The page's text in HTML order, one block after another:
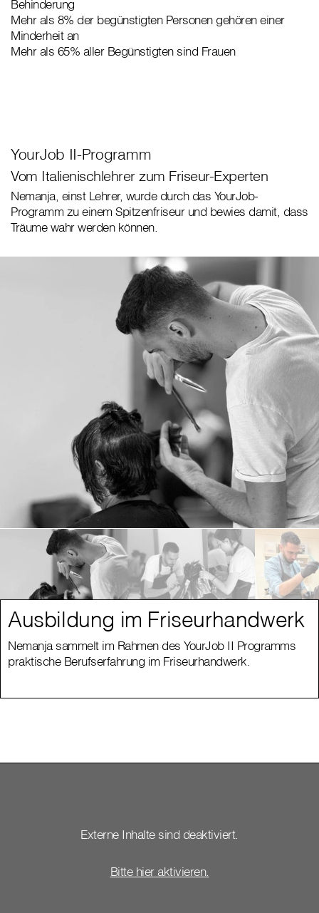
Behinderung
Mehr als 8% der begünstigten Personen gehören einer
Minderheit an
Mehr als 65% aller Begünstigten sind Frauen
YourJob II-Programm
Vom Italienischlehrer zum Friseur-Experten
Nemanja, einst Lehrer, wurde durch das YourJob-
Programm zu einem Spitzenfriseur und bewies damit, dass
Träume wahr werden können.
Ausbildung im Friseurhandwerk
Nemanja sammelt im Rahmen des YourJob II Programms
praktische Berufserfahrung im Friseurhandwerk.
Externe Inhalte sind deaktiviert.
Bitte hier aktivieren.